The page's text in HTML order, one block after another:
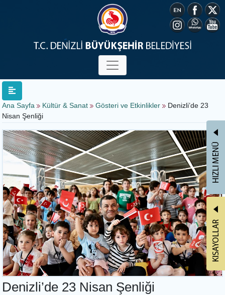
Ana Sayfa Kültür & Sanat Gösteri ve Etkinlikler
Denizli’de 23
Nisan Şenliği
Denizli’de 23 Nisan Şenliği